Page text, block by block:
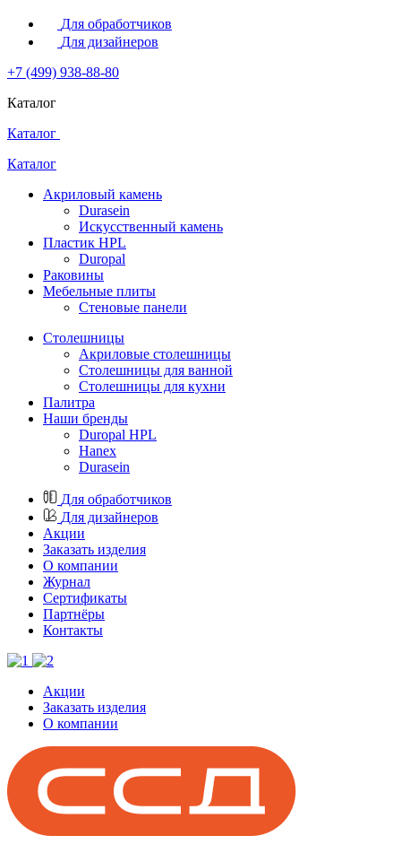
Для обработчиков
Для дизайнеров
+7 (499) 938-88-80
Каталог
Каталог
Каталог
Акриловый камень
Durasein
Искусственный камень
Пластик HPL
Duropal
Раковины
Мебельные плиты
Стеновые панели
Столешницы
Акриловые столешницы
Столешницы для ванной
Столешницы для кухни
Палитра
Наши бренды
Duropal HPL
Hanex
Durasein
Для обработчиков
Для дизайнеров
Акции
Заказать изделия
О компании
Журнал
Cертификаты
Партнёры
Контакты
Акции
Заказать изделия
О компании